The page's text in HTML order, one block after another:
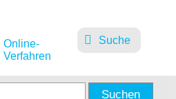
Suche
Online-
Verfahren